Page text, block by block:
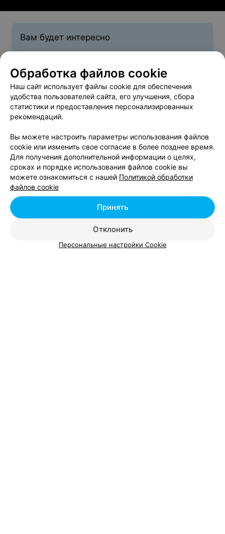
Вам будет интересно
Кинезиотейпирование в Гомеле
Увеличение груди - цена в Гомеле
Увеличение молочных желез
Обработка файлов cookie
Наш сайт использует файлы cookie для обеспечения
удобства пользователей сайта, его улучшения, сбора
статистики и предоставления персонализированных
рекомендаций.
Вы можете настроить параметры использования файлов
cookie или изменить свое согласие в более позднее время.
Для получения дополнительной информации о целях,
сроках и порядке использования файлов cookie вы
можете ознакомиться с нашей Политикой обработки
файлов cookie
Отклонить
Принять
Персональные настройки Cookie